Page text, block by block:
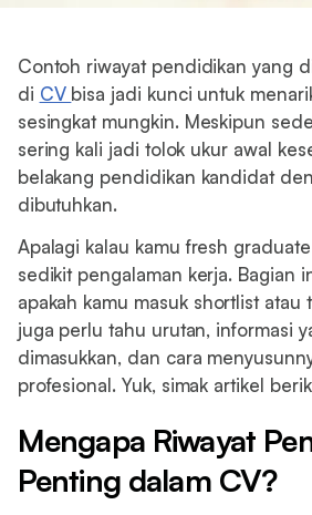
Contoh riwayat pendidikan yang
di CV bisa jadi kunci untuk
sesingkat mungkin. Meskipun
sering kali jadi tolok ukur awal
belakang pendidikan kandidat
dibutuhkan.
Apalagi kalau kamu fresh
sedikit pengalaman kerja. Bagian
apakah kamu masuk shortlist atau
juga perlu tahu urutan, informasi
dimasukkan, dan cara
profesional. Yuk, simak artikel
Mengapa Riwayat
Penting dalam CV?